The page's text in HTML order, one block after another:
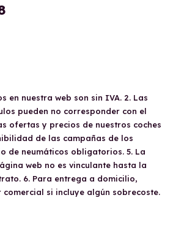
en nuestra web son sin IVA. 2. Las
pueden no corresponder con el
ofertas y precios de nuestros coches
de las campañas de los
de neumáticos obligatorios. 5. La
web no es vinculante hasta la
6. Para entrega a domicilio,
comercial si incluye algún sobrecoste.